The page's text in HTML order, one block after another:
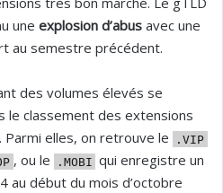
une explosion d’abusavec une
au semestre précédent.
des volumes élevés se
le classement des extensions
elles, on retrouve le
.VIP
, ou le .MOBI qui enregistre un
au début du mois d’octobre